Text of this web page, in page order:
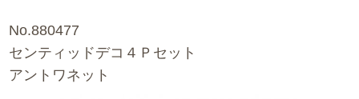
No.880477
センティッドデコ４Ｐセット
アントワネット